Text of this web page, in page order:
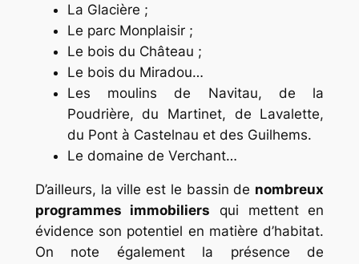
La Glacière ;
Le parc Monplaisir ;
Le bois du Château ;
Le bois du Miradou…
Les moulins de Navitau, de la
Poudrière, du Martinet, de Lavalette,
du Pont à Castelnau et des Guilhems.
Le domaine de Verchant…
D’ailleurs, la ville est le bassin de nombreux
programmes immobiliers qui mettent en
évidence son potentiel en matière d’habitat.
On note également la présence de